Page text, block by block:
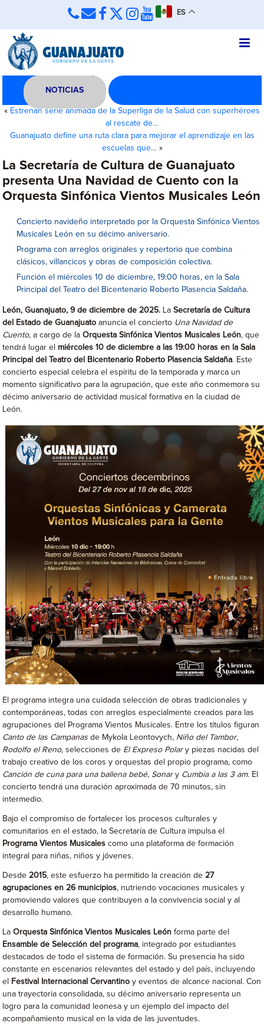
ES
NOTICIAS
« Estrenan serie animada de la Superliga de la Salud con superhéroes
al rescate de…
Guanajuato define una ruta clara para mejorar el aprendizaje en las
escuelas que… »
La Secretaría de Cultura de Guanajuato
presenta Una Navidad de Cuento con la
Orquesta Sinfónica Vientos Musicales León
Concierto navideño interpretado por la Orquesta Sinfónica Vientos
Musicales León en su décimo aniversario.
Programa con arreglos originales y repertorio que combina
clásicos, villancicos y obras de composición colectiva.
Función el miércoles 10 de diciembre, 19:00 horas, en la Sala
Principal del Teatro del Bicentenario Roberto Plasencia Saldaña.
León, Guanajuato, 9 de diciembre de 2025. LaSecretaría de Cultura
del Estado de Guanajuato anuncia el concierto Una Navidad de
Cuento, a cargo de laOrquesta Sinfónica Vientos Musicales León, que
tendrá lugar el miércoles 10 de diciembre a las 19:00 horas en la Sala
Principal del Teatro del Bicentenario Roberto Plasencia Saldaña. Este
concierto especial celebra el espíritu de la temporada y marca un
momento significativo para la agrupación, que este año conmemora su
décimo aniversario de actividad musical formativa en la ciudad de
León.
El programa integra una cuidada selección de obras tradicionales y
contemporáneas, todas con arreglos especialmente creados para las
agrupaciones del Programa Vientos Musicales. Entre los títulos figuran
Canto de las Campanas de Mykola Leontovych, Niño del Tambor,
Rodolfo el Reno, selecciones de El Expreso Polary piezas nacidas del
trabajo creativo de los coros y orquestas del propio programa, como
Canción de cuna para una ballena bebé, Sonary Cumbia a las 3 am. El
concierto tendrá una duración aproximada de 70 minutos, sin
intermedio.
Bajo el compromiso de fortalecer los procesos culturales y
comunitarios en el estado, la Secretaría de Cultura impulsa el
Programa Vientos Musicales como una plataforma de formación
integral para niñas, niños y jóvenes.
Desde2015, este esfuerzo ha permitido la creación de 27
agrupaciones en 26 municipios, nutriendo vocaciones musicales y
promoviendo valores que contribuyen a la convivencia social y al
desarrollo humano.
LaOrquesta Sinfónica Vientos Musicales León forma parte del
Ensamble de Selección del programa, integrado por estudiantes
destacados de todo el sistema de formación. Su presencia ha sido
constante en escenarios relevantes del estado y del país, incluyendo
el
Festival Internacional Cervantino y eventos de alcance nacional. Con
una trayectoria consolidada, su décimo aniversario representa un
logro para la comunidad leonesa y un ejemplo del impacto del
acompañamiento musical en la vida de las juventudes.